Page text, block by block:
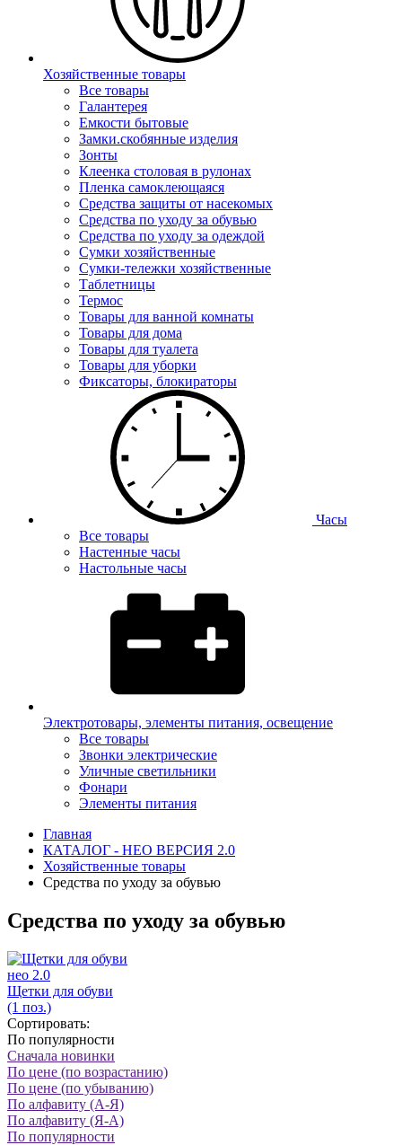
Хозяйственные товары
Все товары
Галантерея
Емкости бытовые
Замки.скобянные изделия
Зонты
Клеенка столовая в рулонах
Пленка самоклеющаяся
Средства защиты от насекомых
Средства по уходу за обувью
Средства по уходу за одеждой
Сумки хозяйственные
Сумки-тележки хозяйственные
Таблетницы
Термос
Товары для ванной комнаты
Товары для дома
Товары для туалета
Товары для уборки
Фиксаторы, блокираторы
Часы
Все товары
Настенные часы
Настольные часы
Электротовары, элементы питания, освещение
Все товары
Звонки электрические
Уличные светильники
Фонари
Элементы питания
Главная
КАТАЛОГ - НЕО ВЕРСИЯ 2.0
Хозяйственные товары
Средства по уходу за обувью
Средства по уходу за обувью
нео 2.0
Щетки для обуви
(1 поз.)
Сортировать:
По популярности
Сначала новинки
По цене (по возрастанию)
По цене (по убыванию)
По алфавиту (А-Я)
По алфавиту (Я-А)
По популярности